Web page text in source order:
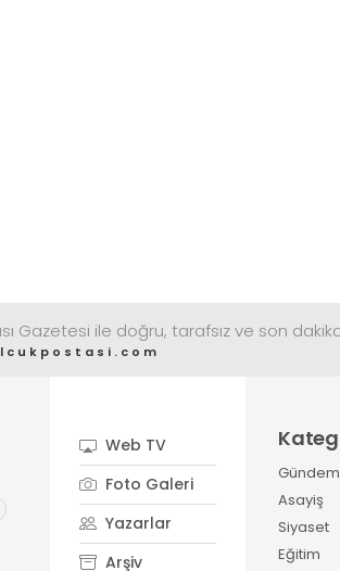
Gazetesi ile doğru, tarafsız ve son
Web TV
Foto Galeri
Yazarlar
Arşiv
Gündem
Asayiş
Siyaset
Eğitim